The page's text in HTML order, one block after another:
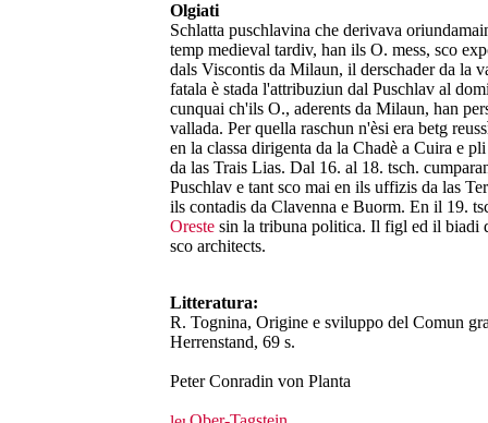
Olgiati
Schlatta puschlavina che derivava
temp medieval tardiv, han ils O. mess, sco
dals Viscontis da Milaun, il derschader da la
fatala è stada l'attribuziun dal Puschlav al
cunquai ch'ils O., aderents da Milaun, han
vallada. Per quella raschun n'èsi era betg
en la classa dirigenta da la Chadè a Cuira e
da las Trais Lias. Dal 16. al 18. tsch.
Puschlav e tant sco mai en ils uffizis da las
ils contadis da Clavenna e Buorm. En il 19.
Orestesin la tribuna politica. Il figl ed il biadi
sco architects.
Litteratura:
R. Tognina, Origine e sviluppo del Comun
Herrenstand, 69 s.
Peter Conradin von Planta